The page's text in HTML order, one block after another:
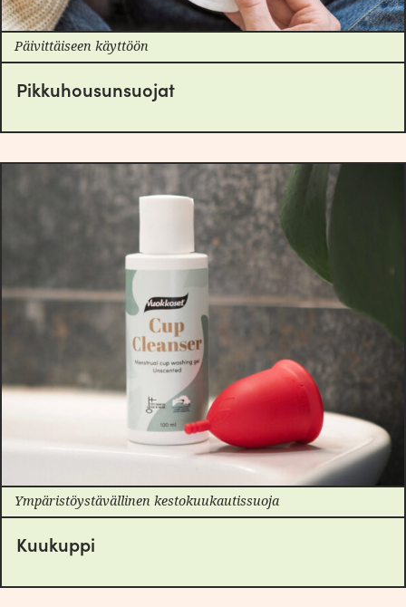
Päivittäiseen käyttöön
Pikkuhousunsuojat
Ympäristöystävällinen kestokuukautissuoja
Kuukuppi